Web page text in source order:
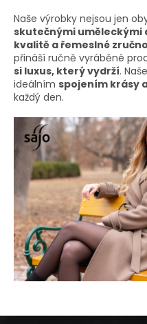
Naše výrobky nejsou jen
skutečnými uměleckými
kvalitě a řemeslné
přináší ručně vyráběné
si luxus, který vydrží. Naše
ideálním spojením krásy
každý den.